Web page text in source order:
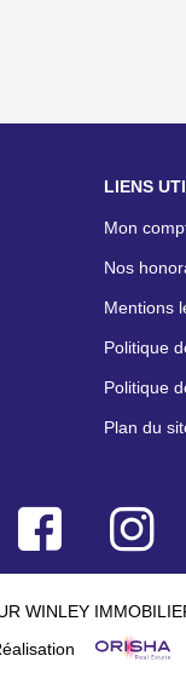
LIENS
Mon
Nos
Mentions
Politique
Politique
Plan du
WINLEY